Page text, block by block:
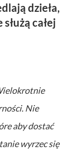
dzieła,
całej
Nie
aby dostać
wyrzec się